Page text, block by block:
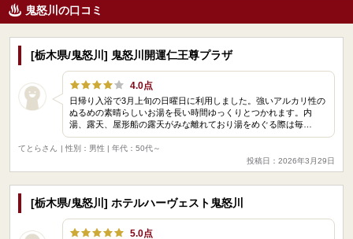
鬼怒川の口コミ
[栃木県/鬼怒川] 鬼怒川開運仁王尊プラザ
4.0点
日帰り入浴で3月上旬の日曜日に利用しました。強いアルカリ性の
ぬるめの素晴らしいお湯を長い時間ゆっくりとつかれます。内
湯、露天、屋形船の露天がみな離れており湯をめぐる際は毎…
てとらさん
| 性別：男性 | 年代：50代～
投稿日：2026年3月29日
[栃木県/鬼怒川] ホテルハーヴェスト鬼怒川
5.0点